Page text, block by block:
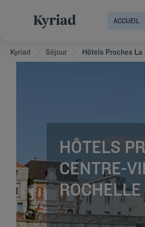
ACCUEIL
Kyriad Séjour Hôtels Proches
HÔTELS
CENTRE-
ROCHELLE